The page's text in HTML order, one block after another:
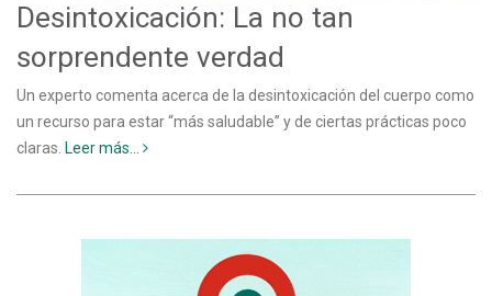
Desintoxicación: La no tan
sorprendente verdad
Un experto comenta acerca de la desintoxicación del cuerpo como
un recurso para estar “más saludable” y de ciertas prácticas poco
claras. Leer más...